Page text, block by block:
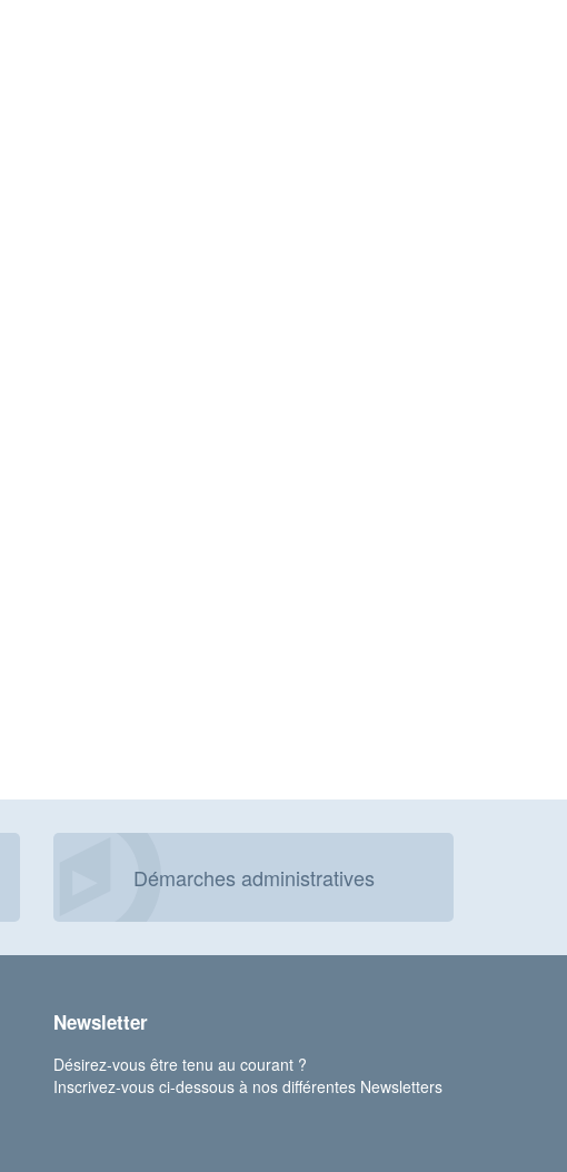
Démarches administratives
Newsletter
Désirez-vous être tenu au courant ?
Inscrivez-vous ci-dessous à nos différentes Newsletters